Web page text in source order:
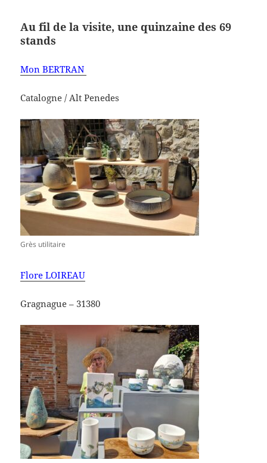
Au fil de la visite, une quinzaine des 69
stands
Mon BERTRAN
Catalogne / Alt Penedes
Grès utilitaire
Flore LOIREAU
Gragnague – 31380